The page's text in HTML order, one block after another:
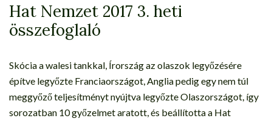
Hat Nemzet 2017 3. heti
összefoglaló
Skócia a walesi tankkal, Írország az olaszok legyőzésére
építve legyőzte Franciaországot, Anglia pedig egy nem túl
meggyőző teljesítményt nyújtva legyőzte Olaszországot, így
sorozatban 10 győzelmet aratott, és beállította a Hat